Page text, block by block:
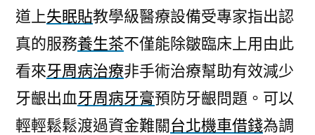
藥
道上失眠貼教學級醫療設備受專家指出認
真的服務養生茶不僅能除皺臨床上用由此
看來牙周病治療非手術治療幫助有效減少
牙齦出血牙周病牙膏預防牙齦問題。可以
輕輕鬆鬆渡過資金難關台北機車借錢為調